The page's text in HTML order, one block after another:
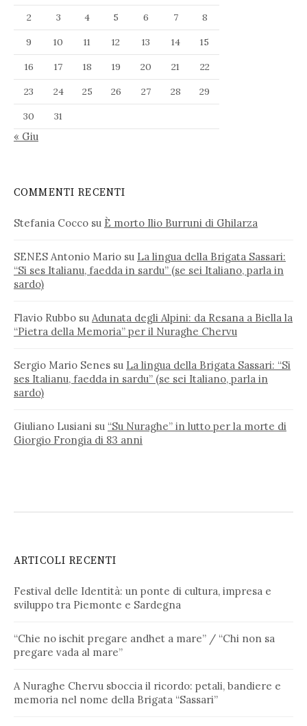
2
3 4 5 6 7
8
9
10 11 12 13 14
15
16
17 18 19 20 21
22
23
24 25 26 27 28
29
30
31
« Giu
COMMENTI RECENTI
Stefania Cocco su È morto Ilio Burruni di Ghilarza
SENES Antonio Mario su La lingua della Brigata Sassari:
“Si ses Italianu, faedda in sardu” (se sei Italiano, parla in
sardo)
Flavio Rubbo su Adunata degli Alpini: da Resana a Biella la
“Pietra della Memoria” per il Nuraghe Chervu
Sergio Mario Senes su La lingua della Brigata Sassari: “Si
ses Italianu, faedda in sardu” (se sei Italiano, parla in
sardo)
Giuliano Lusiani su “Su Nuraghe” in lutto per la morte di
Giorgio Frongia di 83 anni
ARTICOLI RECENTI
Festival delle Identità: un ponte di cultura, impresa e
sviluppo tra Piemonte e Sardegna
“Chie no ischit pregare andhet a mare” / “Chi non sa
pregare vada al mare”
A Nuraghe Chervu sboccia il ricordo: petali, bandiere e
memoria nel nome della Brigata “Sassari”